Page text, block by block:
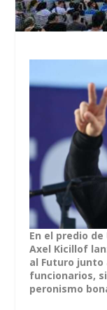
En el predio
Axel Kicillof
al Futuro
funcionarios,
peronismo